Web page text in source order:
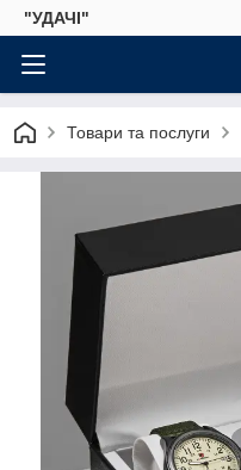
"УДАЧІ"
Товари та послуги